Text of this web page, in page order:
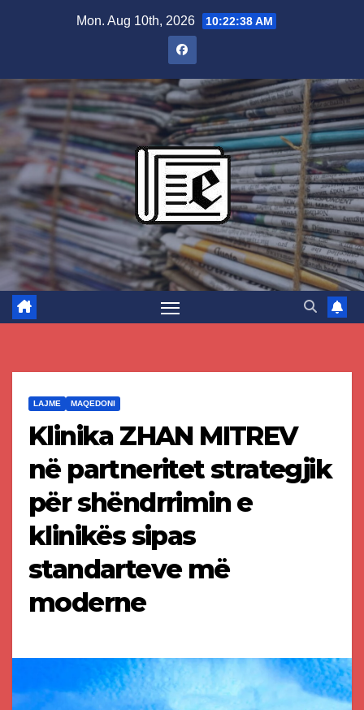
Mon. Aug 10th, 2026 10:22:39 AM
LAJME MAQEDONI
Klinika ZHAN MITREV
në partneritet strategjik
për shëndrrimin e
klinikës sipas
standarteve më
moderne